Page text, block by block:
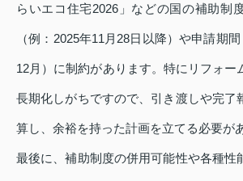
らいエコ住宅2026」などの国の補助制
（例：2025年11月28日以降）や申請期
12月）に制約があります。特にリフォー
長期化しがちですので、引き渡しや完了
算し、余裕を持った計画を立てる必要が
最後に、補助制度の併用可能性や各種性